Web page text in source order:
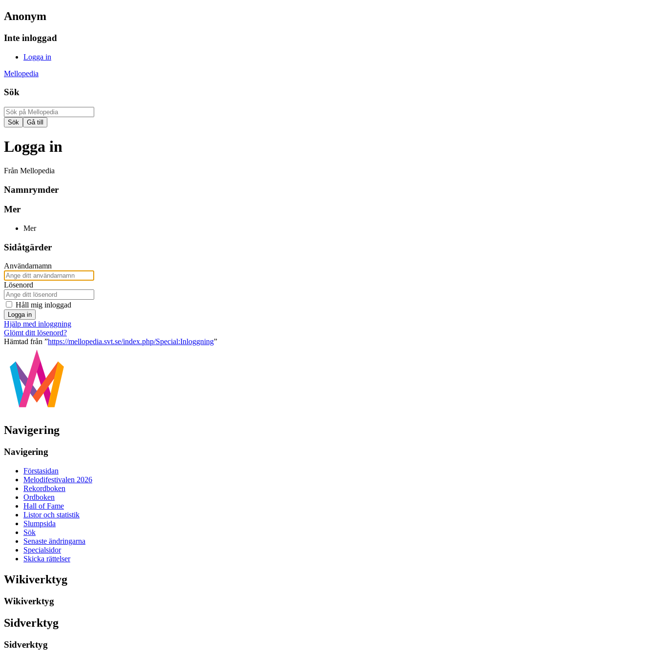
Anonym
Inte inloggad
Logga in
Mellopedia
Sök
Logga in
Från Mellopedia
Namnrymder
Mer
Mer
Sidåtgärder
Användarnamn
Lösenord
Håll mig inloggad
Logga in
Hjälp med inloggning
Glömt ditt lösenord?
Hämtad från ”https://mellopedia.svt.se/index.php/Special:Inloggning”
Navigering
Navigering
Förstasidan
Melodifestivalen 2026
Rekordboken
Ordboken
Hall of Fame
Listor och statistik
Slumpsida
Sök
Senaste ändringarna
Specialsidor
Skicka rättelser
Wikiverktyg
Wikiverktyg
Sidverktyg
Sidverktyg